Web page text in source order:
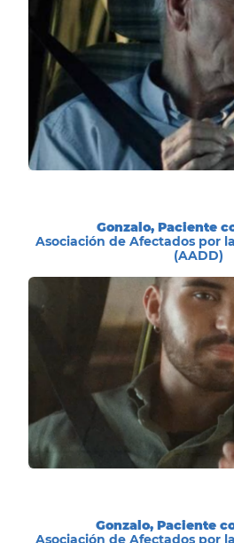
Gonzalo, Paciente
Asociación de Afectados por
(AADD)
Gonzalo, Paciente
Asociación de Afectados por